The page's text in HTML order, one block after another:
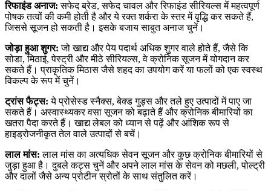
रिफाइंड अनाज: सफेद ब्रेड, सफेद चावल और रिफाइंड सीरियल्स में महत्वपूर्ण
पोषक तत्वों की कमी होती है और ये रक्त शर्करा के स्तर में वृद्धि कर सकते हैं,
जिससे सूजन हो सकती है। इसके बजाय साबुत अनाज चुनें।
जोड़ा हुआ शुगर: जो खाद्य और पेय पदार्थ अधिक शुगर वाले होते हैं, जैसे कि
सोडा, मिठाई, पेस्ट्री और मीठे सीरियल्स, वे क्रोनिक सूजन में योगदान कर
सकते हैं। प्राकृतिक मिठास जैसे शहद का उपयोग करें या फलों को एक स्वस्थ
विकल्प के रूप में चुनें।
ट्रांस फैट्स: ये प्रोसेस्ड स्नैक्स, बेक्ड गुड्स और तले हुए उत्पादों में पाए जा
सकते हैं। अस्वास्थ्यकर वसा सूजन को बढ़ाते हैं और क्रोनिक बीमारियों का
खतरा पैदा करते हैं। खाद्य लेबल को ध्यान से पढ़ें और आंशिक रूप से
हाइड्रोजनीकृत तेल वाले उत्पादों से बचें।
लाल मांस: लाल मांस का अत्यधिक सेवन सूजन और कुछ क्रोनिक बीमारियों से
जुड़ा हुआ है। दुबले कट्स चुनें और अपने लाल मांस के सेवन को मछली, पोल्ट्री
और दालों जैसे अन्य प्रोटीन स्रोतों के साथ संतुलित करें।